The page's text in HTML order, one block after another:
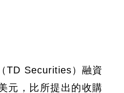
TD Securities）融資
元，比所提出的收購